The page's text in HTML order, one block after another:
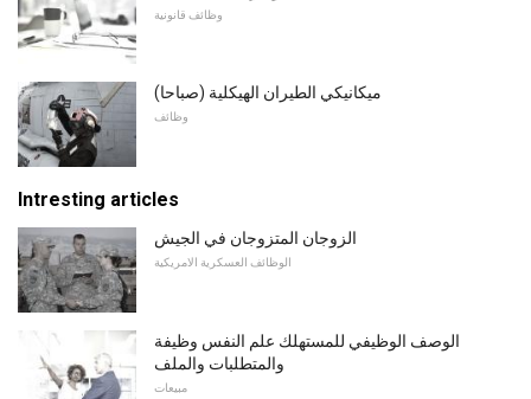
وظائف قانونية
ميكانيكي الطيران الهيكلية (صباحا)
وظائف
Intresting articles
الزوجان المتزوجان في الجيش
الوظائف العسكرية الامريكية
الوصف الوظيفي للمستهلك علم النفس وظيفة
والمتطلبات والملف
مبيعات